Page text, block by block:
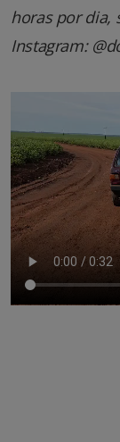
horas por dia,
Instagram: